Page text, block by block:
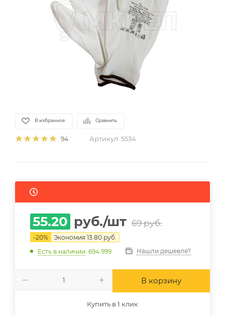
В избранное Сравнить
94 Артикул: 5534
55.20 руб./шт 69руб.
-20% Экономия 13.80 руб.
Есть в наличии: 694.999 Нашли дешевле?
В корзину
Купить в 1 клик